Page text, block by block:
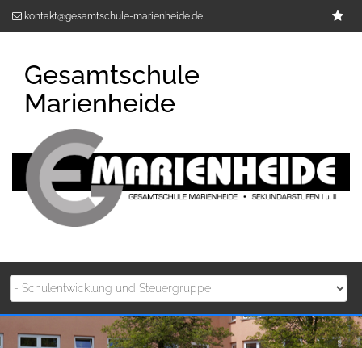
kontakt@gesamtschule-marienheide.de
Gesamtschule
Marienheide